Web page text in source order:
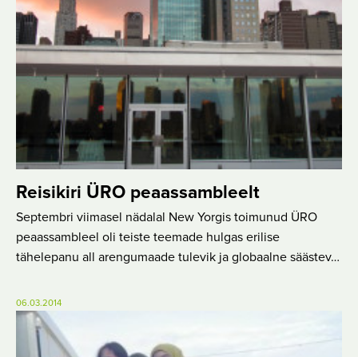
Reisikiri ÜRO peaassambleelt
Septembri viimasel nädalal New Yorgis toimunud ÜRO
peaassambleel oli teiste teemade hulgas erilise
tähelepanu all arengumaade tulevik ja globaalne säästev…
06.03.2014